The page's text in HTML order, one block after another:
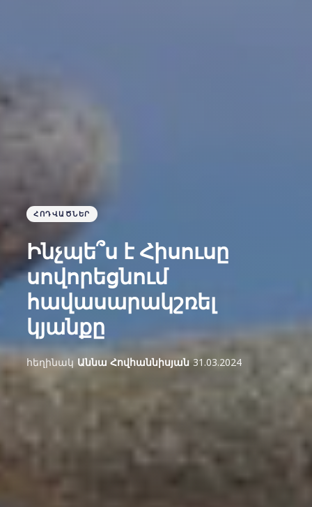
ՀՈԴՎԱԾՆԵՐ
Ինչպե՞ս է Հիսուսը
սովորեցնում
հավասարակշռել
կյանքը
հեղինակ Աննա Հովհաննիսյան 31.03.2024